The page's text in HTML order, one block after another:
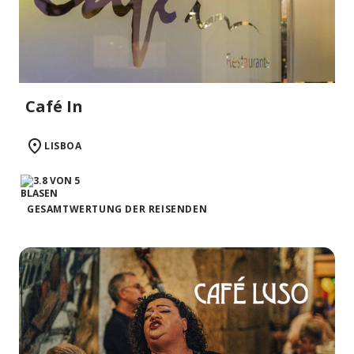
Café In
LISBOA
GESAMTWERTUNG DER REISENDEN